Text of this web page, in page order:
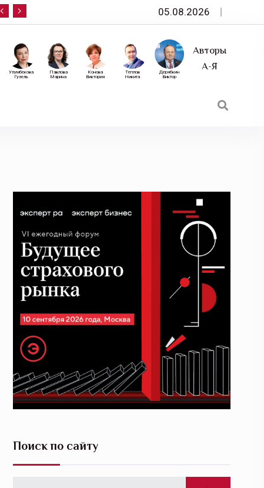
10 сентября — «Эксперт РА» приглашает на
05.08.2026
Авторы
А-Я
Дерябкин
Виктор
Теплов
Никита
Конова
Виктория
Павлова
Марина
Улумбекова
Гузель
Поиск по сайту